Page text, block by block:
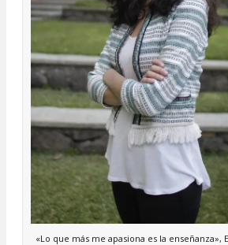
«Lo que más me apasiona es la enseñanza»,